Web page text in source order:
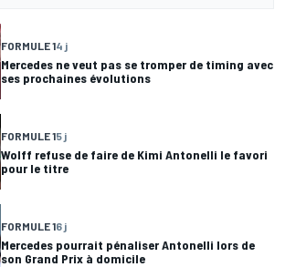
FORMULE 14 j
Mercedes ne veut pas se tromper de timing avec
ses prochaines évolutions
FORMULE 15 j
Wolff refuse de faire de Kimi Antonelli le favori
pour le titre
FORMULE 16 j
Mercedes pourrait pénaliser Antonelli lors de
son Grand Prix à domicile